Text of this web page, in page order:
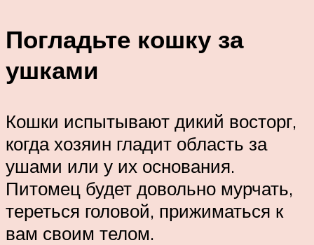
Погладьте кошку за
ушками
Кошки испытывают дикий восторг,
когда хозяин гладит область за
ушами или у их основания.
Питомец будет довольно мурчать,
тереться головой, прижиматься к
вам своим телом.